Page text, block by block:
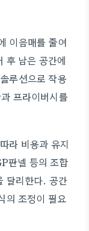
이음매를 줄여
후 남은 공간에
루션으로 작용
프라이버시를
라 비용과 유지
판넬 등의 조합
달리한다. 공간
의 조정이 필요